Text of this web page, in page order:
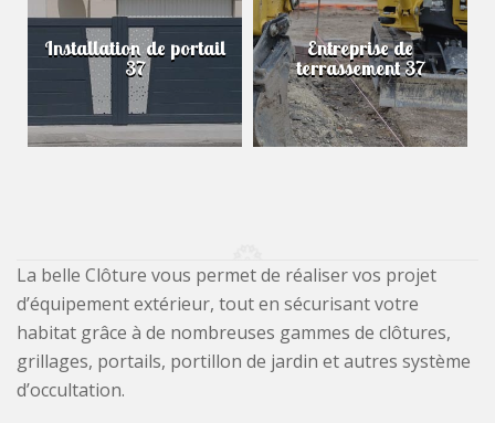
Installation de portail
37
Entreprise de
terrassement 37
La belle Clôture vous permet de réaliser vos projet
d’équipement extérieur, tout en sécurisant votre
habitat grâce à de nombreuses gammes de clôtures,
grillages, portails, portillon de jardin et autres système
d’occultation.